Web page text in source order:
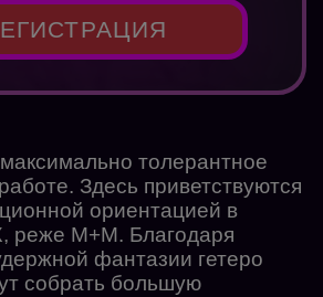
толерантное
Здесь приветствуются
ориентацией в
реже М+М. Благодаря
фантазии гетеро
собрать большую